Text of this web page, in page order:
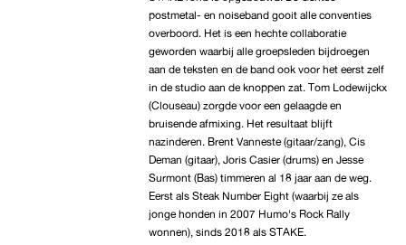
postmetal- en noiseband gooit alle conventies
overboord. Het is een hechte collaboratie
geworden waarbij alle groepsleden bijdroegen
aan de teksten en de band ook voor het eerst zelf
in de studio aan de knoppen zat. Tom Lodewijckx
(Clouseau) zorgde voor een gelaagde en
bruisende afmixing. Het resultaat blijft
nazinderen. Brent Vanneste (gitaar/zang), Cis
Deman (gitaar), Joris Casier (drums) en Jesse
Surmont (Bas) timmeren al 18 jaar aan de weg.
Eerst als Steak Number Eight (waarbij ze als
jonge honden in 2007 Humo's Rock Rally
wonnen), sinds 2018 als STAKE.